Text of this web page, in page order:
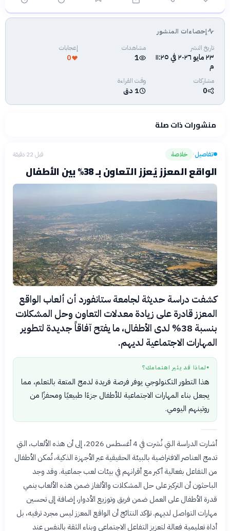
فلسفتنا المعرفية·سياسة الذكاء الاصطناعيإحصاءات المنشور
تاريخ النشر
٢٣ مايو ٢٠٢٦ في ١١:٢٥
م
مشاهدات
1
إعجابات
0
مشاركات
0
وقت القراءة
1 دق
منشورات ذات صلة
تفاصيل› خلاصة قبل 22 دقيقة
الواقع المعزز يُعزز التعاون بـ 38% بين الأطفال
كشفت دراسة حديثة لجامعة ستانفورد أن ألعاب الواقع
المعزز قادرة على زيادة معدلات التعاون وحل المشكلات
بنسبة 38% لدى الأطفال، ما يفتح آفاقاً جديدة لتطوير
المهارات الاجتماعية لديهم.
● لماذا قد يثير اهتمامك؟
هذا التطور التكنولوجي يوفر فرصة فريدة لدمج المتعة بالتعلم، مما
يجعل بناء المهارات الاجتماعية للأطفال جزءًا طبيعيًا ومحفزًا من
روتينهم اليومي.
أشارت الدراسة التي نُشرت في 4 أغسطس 2026، إلى أن هذه الألعاب، التي
تدمج العناصر الافتراضية بالبيئة الحقيقية عبر الأجهزة الذكية، تُمكن الأطفال
من التفاعل بفعالية أكبر مع أقرانهم في بيئات لعب جماعية. وقد وجد
الباحثون أن التركيز على حل المشكلات والألغاز ضمن هذه الألعاب ينمي
قدرة الأطفال على العمل ضمن فريق وتوزيع الأدوار، إضافة إلى تحسين
مهارات التواصل لديهم. تؤكد النتائج أن الواقع المعزز ليس مجرد ترفيه، بل
أداة تعليمية فعالة لتعزيز التفاعل الاجتماعي وبناء الثقة بالنفس عند